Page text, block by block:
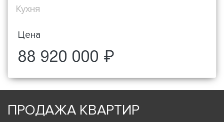
Кухня
Цена
88 920 000 ₽
ПРОДАЖА КВАРТИР